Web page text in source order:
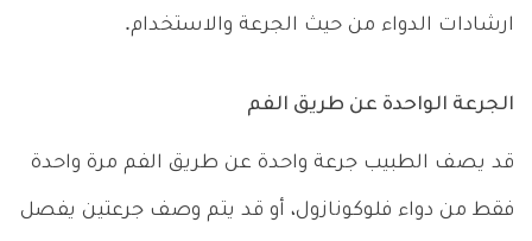
ارشادات الدواء من حيث الجرعة والاستخدام.
الجرعة الواحدة عن طريق الفم
قد يصف الطبيب جرعة واحدة عن طريق الفم مرة واحدة
فقط من دواء فلوكونازول، أو قد يتم وصف جرعتين يفصل